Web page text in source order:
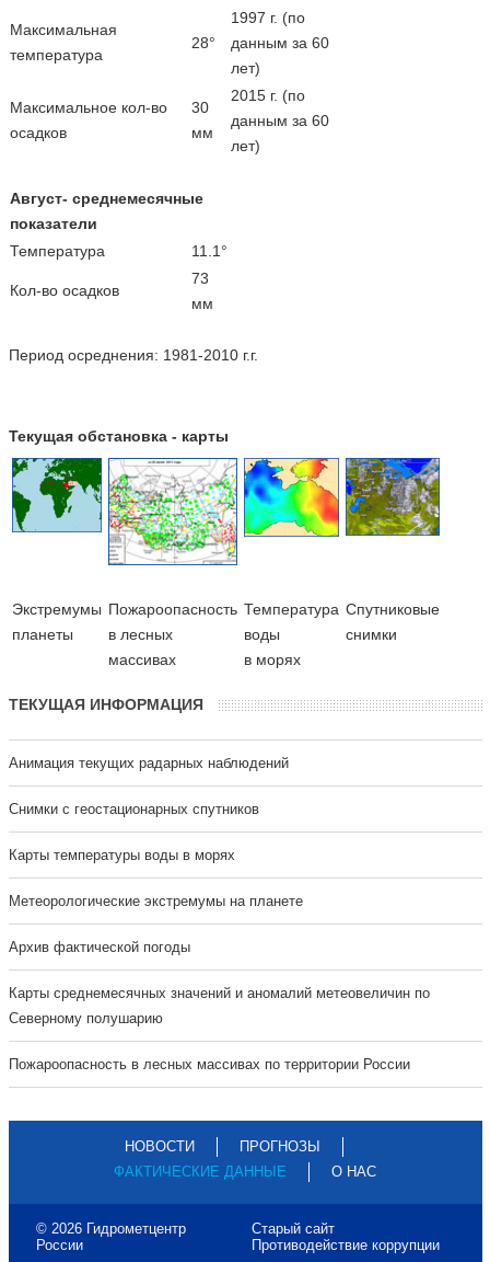
Максимальная
температура
28°
1997 г. (по
данным за 60
лет)
Максимальное кол-во
осадков
30
мм
2015 г. (по
данным за 60
лет)
Август- среднемесячные
показатели
Температура
11.1°
Кол-во осадков
73
мм
Период осреднения: 1981-2010 г.г.
Текущая обстановка - карты
Экстремумы
планеты
Пожароопасность
в лесных
массивах
Температура
воды
в морях
Cпутниковые
снимки
ТЕКУЩАЯ ИНФОРМАЦИЯ
Анимация текущих радарных наблюдений
Cнимки с геостационарных спутников
Карты температуры воды в морях
Метеорологические экстремумы на планете
Архив фактической погоды
Карты среднемесячных значений и аномалий метеовеличин по
Северному полушарию
Пожароопасность в лесных массивах по территории России
НОВОСТИ
ПРОГНОЗЫ
ФАКТИЧЕСКИЕ ДАННЫЕ
О НАС
© 2026 Гидрометцентр
России
Старый сайт
Противодействие коррупции